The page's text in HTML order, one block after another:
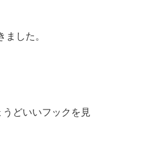
した。
どいいフックを見